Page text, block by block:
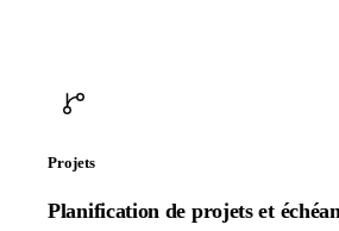
Projets
Planification de projets et